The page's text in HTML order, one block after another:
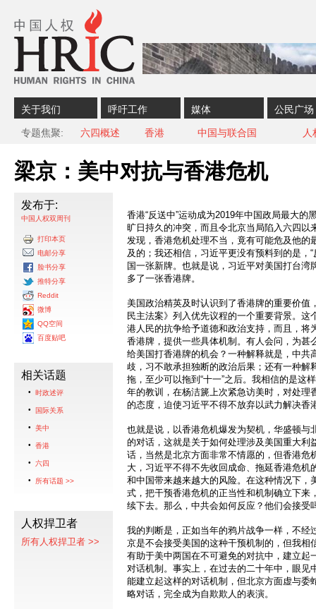
关于我们 呼吁工作 媒体 公民广场
专题焦聚 六四概述 香港 中国与联合国 人
梁京：美中对抗与香港危机
发布于:
中国人权双周刊
打印本页
电邮分享
脸书分享
推特分享
Reddit
微博
QQ空间
百度贴吧
相关话题
时政述评
国际关系
美中
香港
六四
所有话题 >>
人权捍卫者
所有人权捍卫者 >>
香港“反送中”运动成为2019年中国政局最大的
旷日持久的冲突，而且令北京当局陷入六四以
发现，香港危机处理不当，竟有可能危及他的
及的；我还相信，习近平更没有预料到的是，
国一张新牌。也就是说，习近平对美国打台湾
多了一张香港牌。
美国政治精英及时认识到了香港牌的重要价值
民主法案》列入优先议程的一个重要背景。这
港人民的抗争给予道德和政治支持，而且，将
香港牌，提供一些具体机制。有人会问，为甚
给美国打香港牌的机会？一种解释就是，中共
歧，习不敢承担独断的政治后果；还有一种解
拖，至少可以拖到“十一”之后。我相信的是这
年的教训，在杨洁篪上次紧急访美时，对处理
的态度，迫使习近平不得不放弃以武力解决香
也就是说，以香港危机爆发为契机，华盛顿与
的对话，这就是关于如何处理涉及美国重大利
话，当然是北京方面非常不情愿的，但香港危
大，习近平不得不先收回成命、拖延香港危机
和中国带来越来越大的风险。在这种情况下，
式，把干预香港危机的正当性和机制确立下来
续下去。那么，中共会如何反应？他们会接受
我的判断是，正如当年的鸦片战争一样，不经
京是不会接受美国的这种干预机制的，但我相
有助于美中两国在不可避免的对抗中，建立起
对话机制。事实上，在过去的二十年中，眼见
能建立起这样的对话机制，但北京方面虚与委
略对话，完全成为自欺欺人的表演。